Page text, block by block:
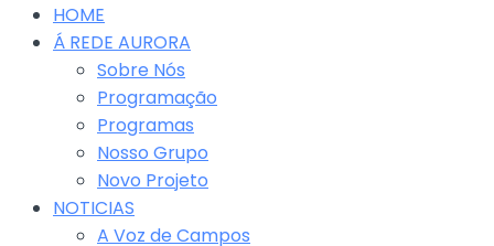
HOME
Á REDE AURORA
Sobre Nós
Programação
Programas
Nosso Grupo
Novo Projeto
NOTICIAS
A Voz de Campos